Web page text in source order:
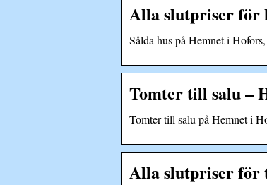
Alla slutpriser för
Sålda hus på Hemnet i
Tomter till salu –
Tomter till salu på Hemnet i
Alla slutpriser för